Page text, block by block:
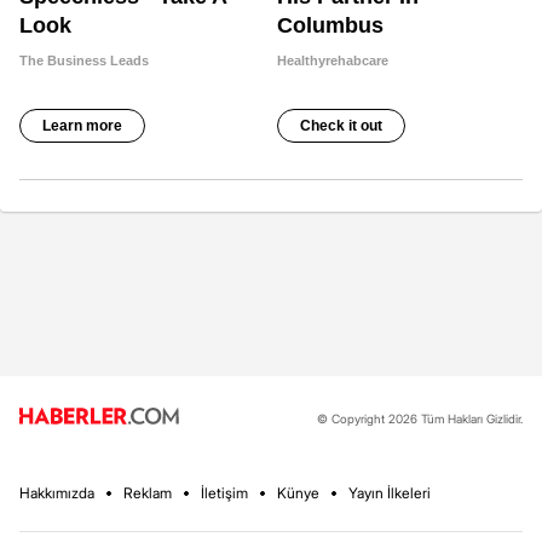
© Copyright 2026 Tüm Hakları Gizlidir.
Hakkımızda Reklam İletişim Künye Yayın İlkeleri